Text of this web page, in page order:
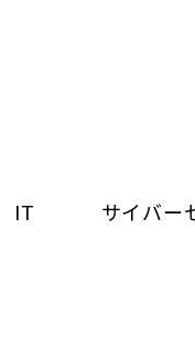
IT サイバー